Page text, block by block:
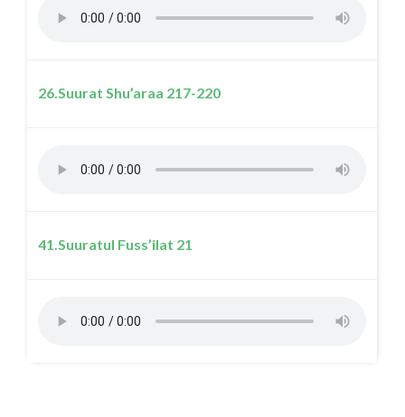
26.Suurat Shu’araa 217-220
41.Suuratul Fuss’ilat 21